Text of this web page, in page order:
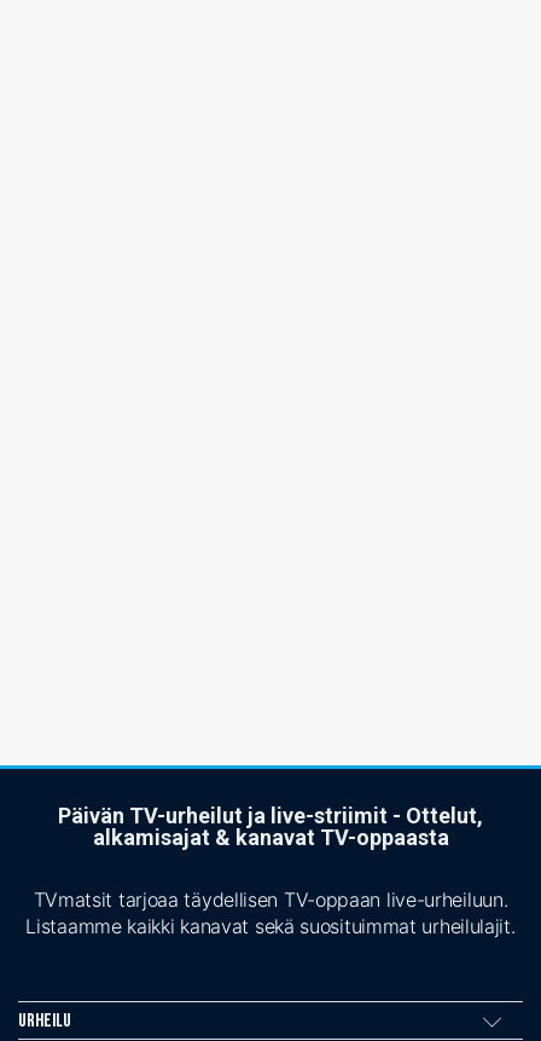
Päivän TV-urheilut ja live-striimit - Ottelut,
alkamisajat & kanavat TV-oppaasta
TVmatsit tarjoaa täydellisen TV-oppaan live-urheiluun.
Listaamme kaikki kanavat sekä suosituimmat urheilulajit.
Urheilu